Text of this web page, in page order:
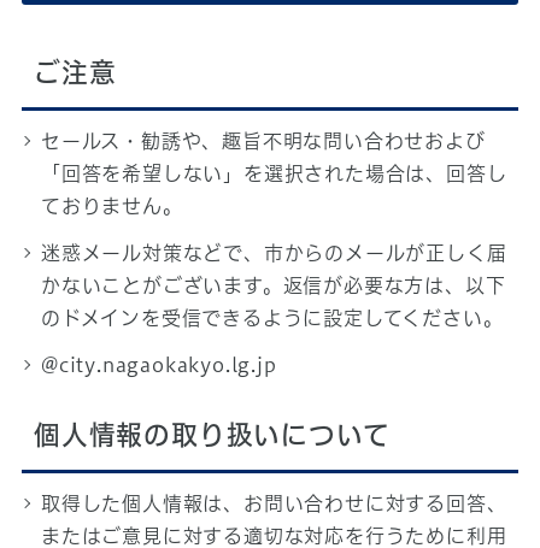
ご注意
セールス・勧誘や、趣旨不明な問い合わせおよび
「回答を希望しない」を選択された場合は、回答し
ておりません。
迷惑メール対策などで、市からのメールが正しく届
かないことがございます。返信が必要な方は、以下
のドメインを受信できるように設定してください。
@city.nagaokakyo.lg.jp
個人情報の取り扱いについて
取得した個人情報は、お問い合わせに対する回答、
またはご意見に対する適切な対応を行うために利用